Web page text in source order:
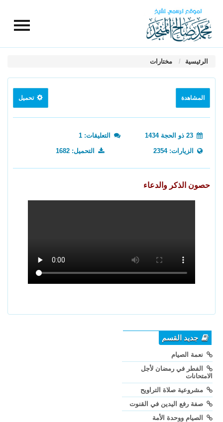
الرئيسية مختارات
المشاهدة تحميل
التعليقات: 1
الزيارات: 2354 التحميل: 1682
حصون الذكر والدعاء
جديد القسم
نعمة الصيام
الفطر في رمضان لأجل
الامتحانات
مشروعية صلاة التراويح
صفة رفع اليدين في القنوت
الصيام ووحدة الأمة